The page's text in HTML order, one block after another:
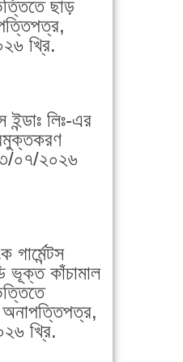
ছাড়
খ্রি.
ইন্ডাঃ লিঃ-এর
০৭/২০২৬
গার্মেন্টস
ভূক্ত কাঁচামাল
অনাপত্তিপত্র,
খ্রি.